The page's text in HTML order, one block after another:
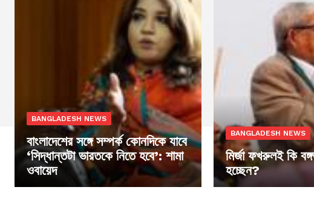
BANGLADESH NEWS
বাংলাদেশের সঙ্গে সম্পর্ক কোনদিকে যাবে
‘সিদ্ধান্তটা ভারতকে নিতে হবে’: শামা
ওবায়েদ
BANGLADESH NEWS
মির্জা ফখরুলই কি
হচ্ছেন?